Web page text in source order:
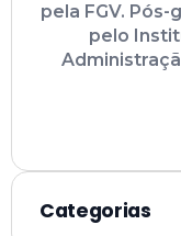
pela FGV.
pelo
Categorias